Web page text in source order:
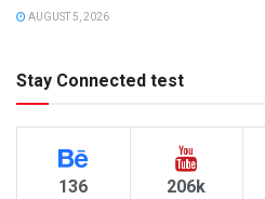
AUGUST 5, 2026
Stay Connected test
136 206k